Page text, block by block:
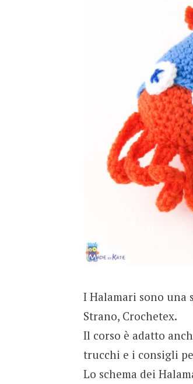
I Halamari sono una
Strano, Crochetex.
Il corso è adatto
trucchi e i consigli
Lo schema dei